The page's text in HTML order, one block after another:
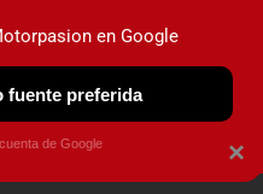
OBSERVATORIO
×
en Google
fuente preferida
de Google